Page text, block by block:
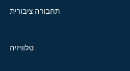
תחבורה ציבורית
טלוויזיה